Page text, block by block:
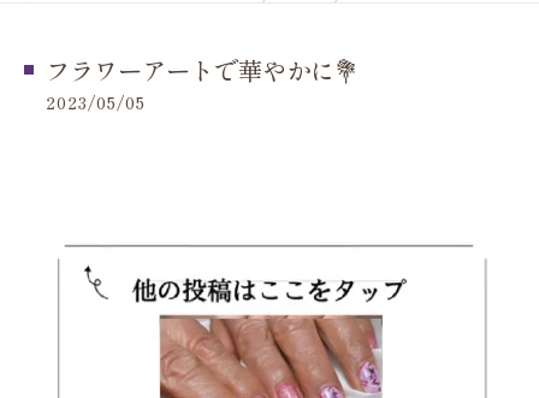
フラワーアートで華やかに💐
2023/05/05